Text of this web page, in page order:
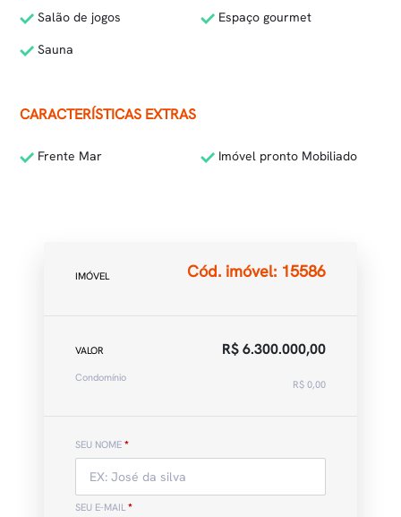
Salão de jogos
Espaço gourmet
Sauna
CARACTERÍSTICAS EXTRAS
Frente Mar Imóvel pronto Mobiliado
IMÓVEL Cód. imóvel: 15586
VALOR R$ 6.300.000,00
Condomínio
R$ 0,00
SEU NOME *
SEU E-MAIL *